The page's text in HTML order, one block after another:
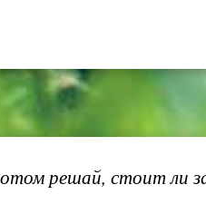
решай, стоит ли